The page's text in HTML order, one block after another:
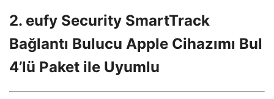
2. eufy Security SmartTrack
Bağlantı Bulucu Apple Cihazımı Bul
4’lü Paket ile Uyumlu